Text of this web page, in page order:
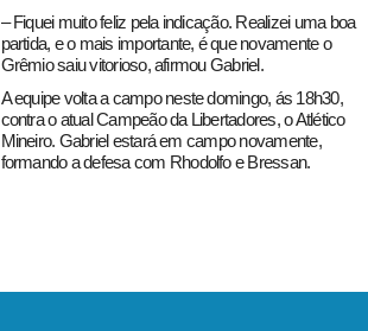
– Fiquei muito feliz pela indicação. Realizei uma boa
partida, e o mais importante, é que novamente o
Grêmio saiu vitorioso, afirmou Gabriel.
A equipe volta a campo neste domingo, ás 18h30,
contra o atual Campeão da Libertadores, o Atlético
Mineiro. Gabriel estará em campo novamente,
formando a defesa com Rhodolfo e Bressan.